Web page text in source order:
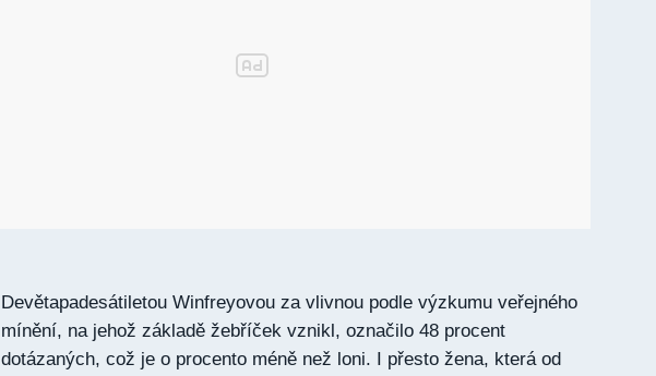
Devětapadesátiletou Winfreyovou za vlivnou podle výzkumu veřejného
mínění, na jehož základě žebříček vznikl, označilo 48 procent
dotázaných, což je o procento méně než loni. I přesto žena, která od